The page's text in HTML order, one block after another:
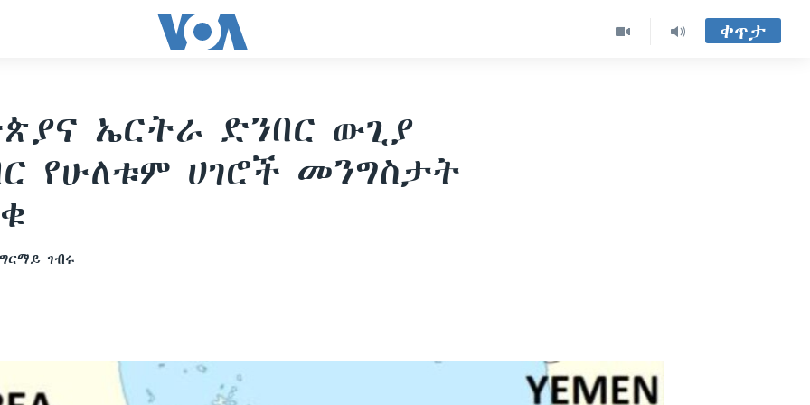
ቀጥታ
ኤርትራ ድንበር ውጊያ
የሁለቱም ሀገሮች መንግስታት
ግርማይ ገብሩ